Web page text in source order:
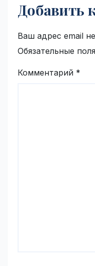
Добавить
Ваш адрес email
Обязательные
Комментарий *